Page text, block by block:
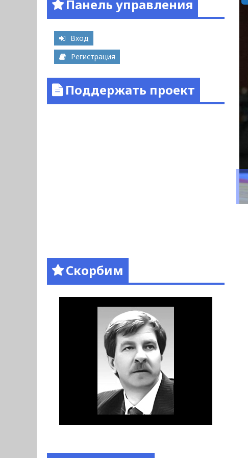
Панель управления
Вход
Регистрация
Поддержать проект
Скорбим